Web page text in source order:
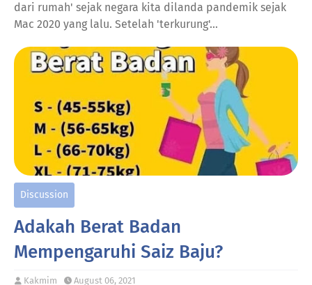
dari rumah' sejak negara kita dilanda pandemik sejak
Mac 2020 yang lalu. Setelah 'terkurung'…
Discussion
Adakah Berat Badan
Mempengaruhi Saiz Baju?
Kakmim August 06, 2021